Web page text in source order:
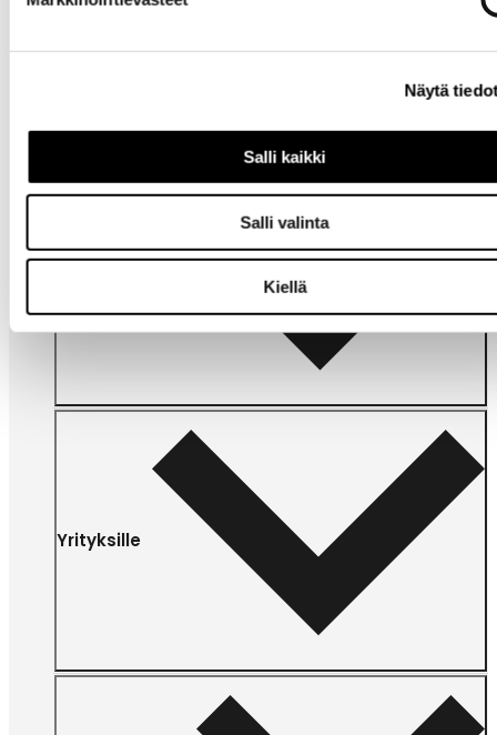
Näytä
Salli kaikki
Salli valinta
Kiellä
Omat
Yrityksille